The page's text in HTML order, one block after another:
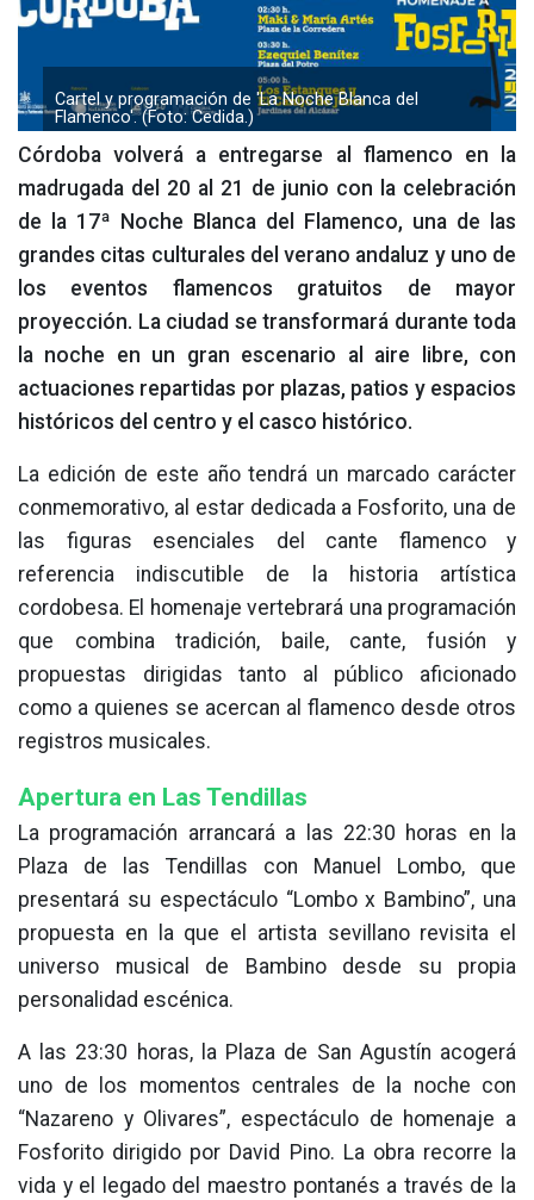
Cartel y programación de 'La Noche Blanca del
Flamenco'. (Foto: Cedida.)
Córdoba volverá a entregarse al flamenco en la
madrugada del 20 al 21 de junio con la celebración
de la 17ª Noche Blanca del Flamenco, una de las
grandes citas culturales del verano andaluz y uno de
los eventos flamencos gratuitos de mayor
proyección. La ciudad se transformará durante toda
la noche en un gran escenario al aire libre, con
actuaciones repartidas por plazas, patios y espacios
históricos del centro y el casco histórico.
La edición de este año tendrá un marcado carácter
conmemorativo, al estar dedicada a Fosforito, una de
las figuras esenciales del cante flamenco y
referencia indiscutible de la historia artística
cordobesa. El homenaje vertebrará una programación
que combina tradición, baile, cante, fusión y
propuestas dirigidas tanto al público aficionado
como a quienes se acercan al flamenco desde otros
registros musicales.
Apertura en Las Tendillas
La programación arrancará a las 22:30 horas en la
Plaza de las Tendillas con Manuel Lombo, que
presentará su espectáculo “Lombo x Bambino”, una
propuesta en la que el artista sevillano revisita el
universo musical de Bambino desde su propia
personalidad escénica.
A las 23:30 horas, la Plaza de San Agustín acogerá
uno de los momentos centrales de la noche con
“Nazareno y Olivares”, espectáculo de homenaje a
Fosforito dirigido por David Pino. La obra recorre la
vida y el legado del maestro pontanés a través de la